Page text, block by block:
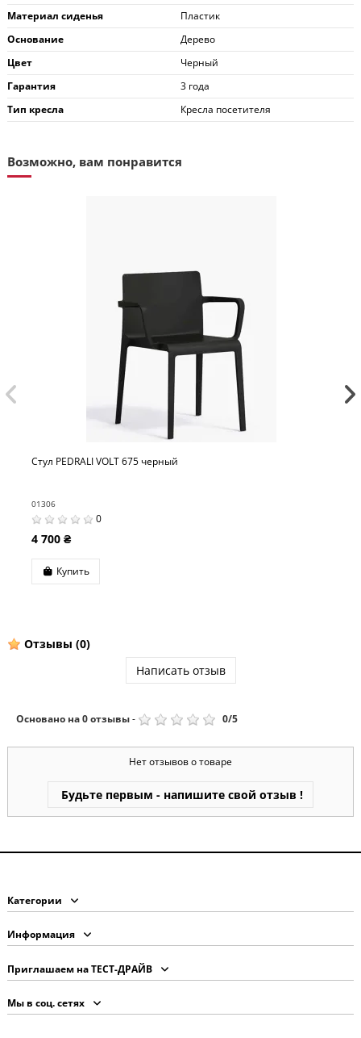
Материал сиденья
Пластик
Основание
Дерево
Цвет
Черный
Гарантия
3 года
Тип кресла
Кресла посетителя
Возможно, вам понравится
675 черный
Отзывы (0)
Написать отзыв
Основано на0отзывы- 0/5
Нет отзывов о товаре
Будьте первым - напишите свой отзыв !
Категории
Информация
Приглашаем на ТЕСТ-ДРАЙВ
Мы в соц. сетях